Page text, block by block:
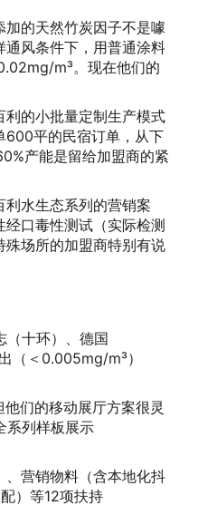
的天然竹炭因子不是噱
风条件下，用普通涂料
m³。现在他们的
的小批量定制生产模式
平的民宿订单，从下
产能是留给加盟商的紧
水生态系列的营销案
口毒性测试（实际检测
场所的加盟商特别有说
（十环）、德国
（＜0.005mg/m³）
们的移动展厅方案很灵
列样板展示
营销物料（含本地化抖
）等12项扶持